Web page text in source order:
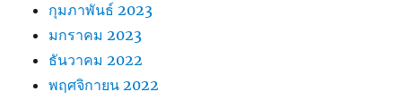
กุมภาพันธ์ 2023
มกราคม 2023
ธันวาคม 2022
พฤศจิกายน 2022